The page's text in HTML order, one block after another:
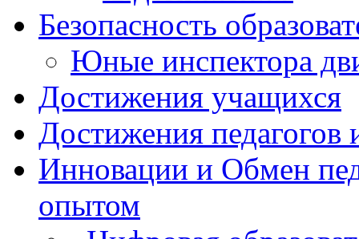
Безопасность
Юные инспектора
Достижения учащихся
Достижения
Инновации и Обмен
опытом